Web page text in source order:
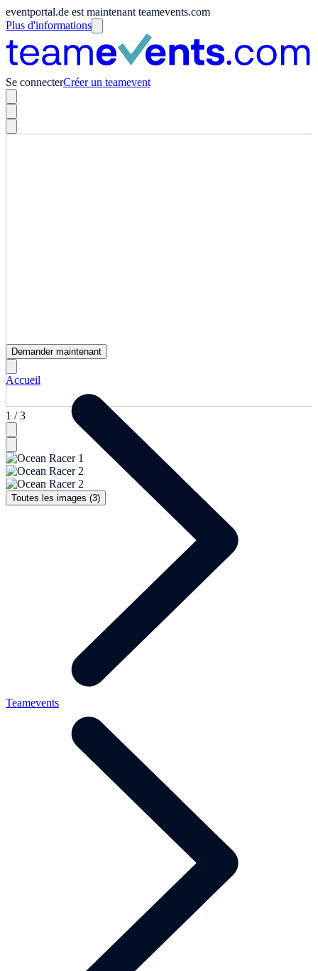
eventportal.de est maintenant teamevents.com
Plus d'informations
Se connecterCréer un teamevent
1 / 3
Toutes les images (3)
Demander maintenant
Accueil
Teamevents